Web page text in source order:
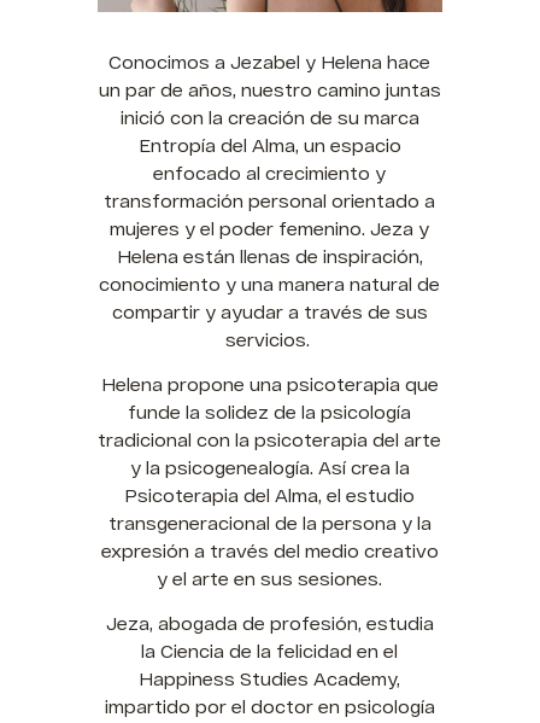
Conocimos a Jezabel y Helena hace
un par de años, nuestro camino juntas
inició con la creación de su marca
Entropía del Alma, un espacio
enfocado al crecimiento y
transformación personal orientado a
mujeres y el poder femenino. Jeza y
Helena están llenas de inspiración,
conocimiento y una manera natural de
compartir y ayudar a través de sus
servicios.
Helena propone una psicoterapia que
funde la solidez de la psicología
tradicional con la psicoterapia del arte
y la psicogenealogía. Así crea la
Psicoterapia del Alma, el estudio
transgeneracional de la persona y la
expresión a través del medio creativo
y el arte en sus sesiones.
Jeza, abogada de profesión, estudia
la Ciencia de la felicidad en el
Happiness Studies Academy,
impartido por el doctor en psicología